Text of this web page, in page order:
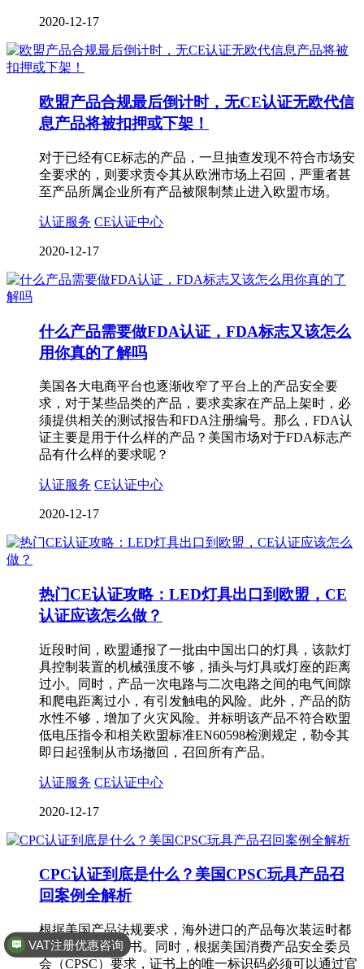
2020-12-17
欧盟产品合规最后倒计时，无CE认证无欧代信
息产品将被扣押或下架！
对于已经有CE标志的产品，一旦抽查发现不符合市场安
全要求的，则要求责令其从欧洲市场上召回，严重者甚
至产品所属企业所有产品被限制禁止进入欧盟市场。
认证服务 CE认证中心
2020-12-17
什么产品需要做FDA认证，FDA标志又该怎么
用你真的了解吗
美国各大电商平台也逐渐收窄了平台上的产品安全要
求，对于某些品类的产品，要求卖家在产品上架时，必
须提供相关的测试报告和FDA注册编号。那么，FDA认
证主要是用于什么样的产品？美国市场对于FDA标志产
品有什么样的要求呢？
认证服务 CE认证中心
2020-12-17
热门CE认证攻略：LED灯具出口到欧盟，CE
认证应该怎么做？
近段时间，欧盟通报了一批由中国出口的灯具，该款灯
具控制装置的机械强度不够，插头与灯具或灯座的距离
过小。同时，产品一次电路与二次电路之间的电气间隙
和爬电距离过小，有引发触电的风险。此外，产品的防
水性不够，增加了火灾风险。并标明该产品不符合欧盟
低电压指令和相关欧盟标准EN60598检测规定，勒令其
即日起强制从市场撤回，召回所有产品。
认证服务 CE认证中心
2020-12-17
CPC认证到底是什么？美国CPSC玩具产品召
回案例全解析
根据美国产品法规要求，海外进口的产品每次装运时都
必须附有CPC证书。同时，根据美国消费产品安全委员
会（CPSC）要求，证书上的唯一标识码必须可以通过官
VAT注册优惠咨询